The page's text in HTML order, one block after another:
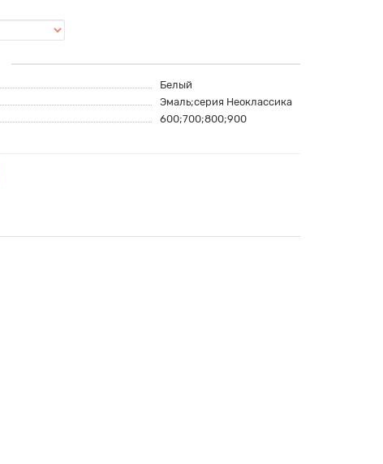
Белый
Эмаль;серия Неоклассика
600;700;800;900